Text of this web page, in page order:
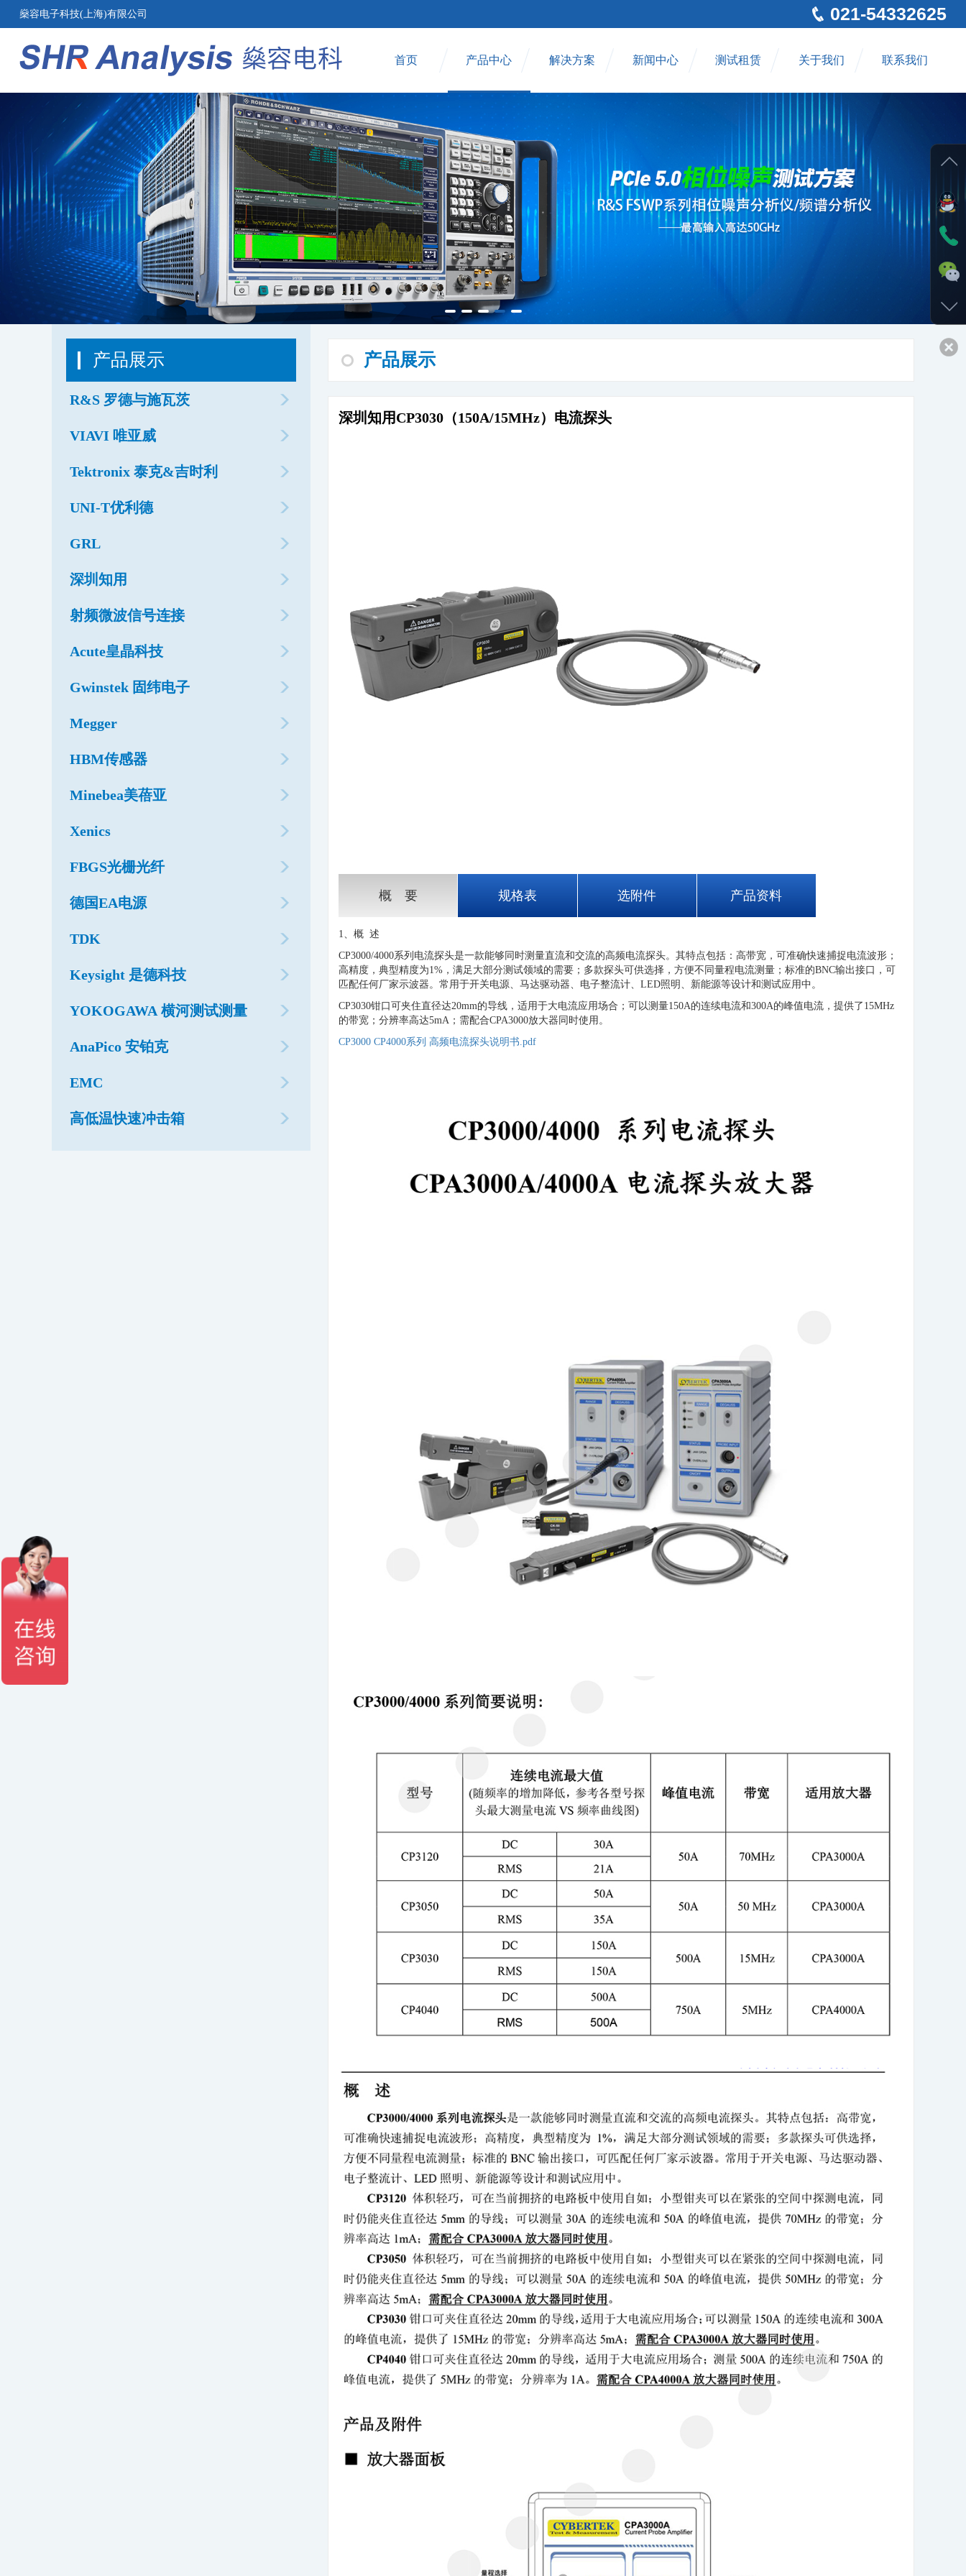
燊容电子科技(上海)有限公司 021-54332625
首页 产品中心 解决方案 新闻中心 测试租赁 关于我们 联系我们
产品展示
R&S 罗德与施瓦茨
VIAVI 唯亚威
Tektronix 泰克&吉时利
UNI-T优利德
GRL
深圳知用
射频微波信号连接
Acute皇晶科技
Gwinstek 固纬电子
Megger
HBM传感器
Minebea美蓓亚
Xenics
FBGS光栅光纤
德国EA电源
TDK
Keysight 是德科技
YOKOGAWA 横河测试测量
AnaPico 安铂克
EMC
高低温快速冲击箱
产品展示
深圳知用CP3030（150A/15MHz）电流探头
概 要 规格表 选附件 产品资料
1、概 述
CP3000/4000系列电流探头是一款能够同时测量直流和交流的高频电流探头。其特点包括：高带宽，可准确快速捕捉电流波形；
高精度，典型精度为1%，满足大部分测试领域的需要；多款探头可供选择，方便不同量程电流测量；标准的BNC输出接口，可
匹配任何厂家示波器。常用于开关电源、马达驱动器、电子整流计、LED照明、新能源等设计和测试应用中。
CP3030钳口可夹住直径达20mm的导线，适用于大电流应用场合；可以测量150A的连续电流和300A的峰值电流，提供了15MHz
的带宽；分辨率高达5mA；需配合CPA3000放大器同时使用。
CP3000 CP4000系列 高频电流探头说明书.pdf